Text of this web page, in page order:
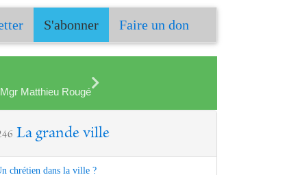
S'abonner Faire un don
Matthieu Rougé
La grande ville
chrétien dans la ville ?